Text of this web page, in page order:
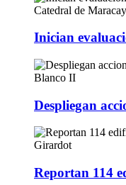
Inician
Despliegan
Reportan 114